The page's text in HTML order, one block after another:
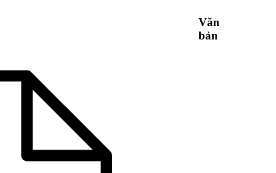
Văn
bản